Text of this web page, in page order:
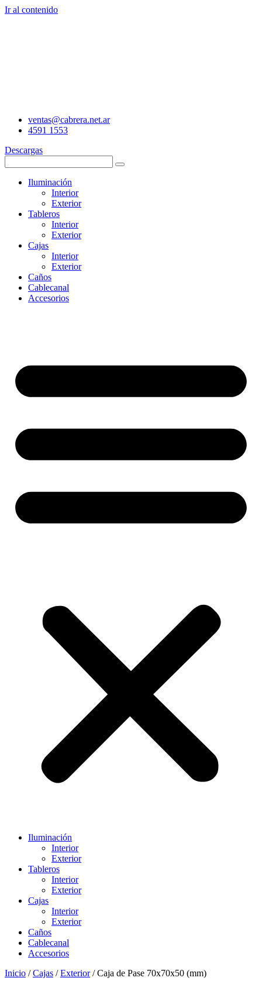
Ir al contenido
ventas@cabrera.net.ar
4591 1553
Descargas
Iluminación
Interior
Exterior
Tableros
Interior
Exterior
Cajas
Interior
Exterior
Caños
Cablecanal
Accesorios
Iluminación
Interior
Exterior
Tableros
Interior
Exterior
Cajas
Interior
Exterior
Caños
Cablecanal
Accesorios
Inicio /Cajas /Exterior/ Caja de Pase 70x70x50 (mm)